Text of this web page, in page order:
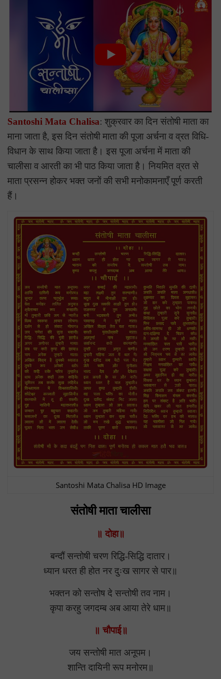
Santoshi Mata Chalisa: शुक्रवार का दिन संतोषी माता का
माना जाता है, इस दिन संतोषी माता की पूजा अर्चना व व्रत विधि-
विधान के साथ किया जाता है। इस पूजा अर्चना में माता की
चालीसा व आरती का भी पाठ किया जाता है। नियमित व्रत से
माता प्रसन्न होकर भक्त जनों की सभी मनोकामनाएँ पूर्ण करती
हैं।
Santoshi Mata Chalisa HD Image
संतोषी माता चालीसा
॥ दोहा॥
बन्दौं सन्तोषी चरण रिद्धि-सिद्धि दातार।
ध्यान धरत ही होत नर दुःख सागर से पार॥
भक्तन को सन्तोष दे सन्तोषी तव नाम।
कृपा करहु जगदम्ब अब आया तेरे धाम॥
॥ चौपाई॥
जय सन्तोषी मात अनूपम।
शान्ति दायिनी रूप मनोरम॥